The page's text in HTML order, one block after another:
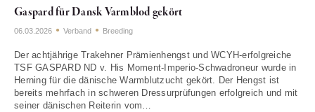
Gaspard für Dansk Varmblod gekört
06.03.2026 Verband Breeding
Der achtjährige Trakehner Prämienhengst und WCYH-erfolgreiche
TSF GASPARD ND v. His Moment-Imperio-Schwadroneur wurde in
Herning für die dänische Warmblutzucht gekört. Der Hengst ist
bereits mehrfach in schweren Dressurprüfungen erfolgreich und mit
seiner dänischen Reiterin vom…